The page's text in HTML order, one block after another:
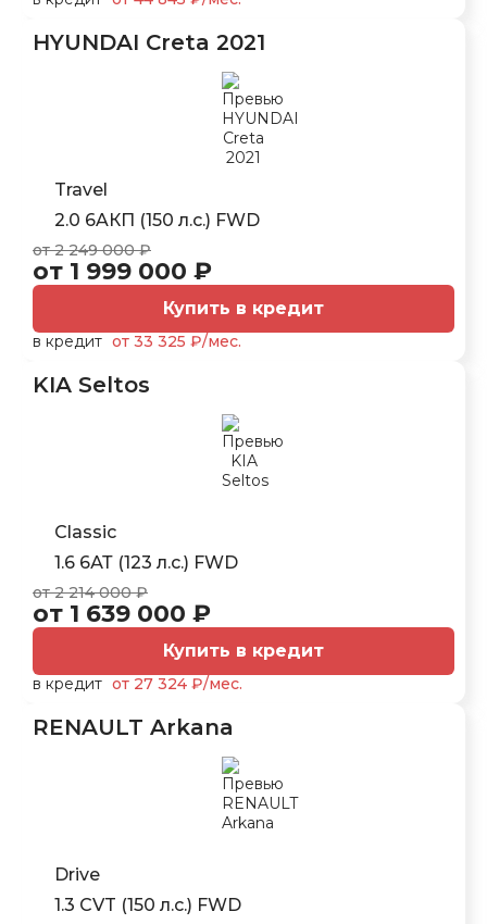
HYUNDAI Creta 2021
Travel
2.0 6AКП (150 л.с.) FWD
от 2 249 000 ₽
от 1 999 000 ₽
Купить в кредит
в кредит от 33 325 ₽/мес.
KIA Seltos
Classic
1.6 6АТ (123 л.с.) FWD
от 2 214 000 ₽
от 1 639 000 ₽
Купить в кредит
в кредит от 27 324 ₽/мес.
RENAULT Arkana
Drive
1.3 CVT (150 л.с.) FWD